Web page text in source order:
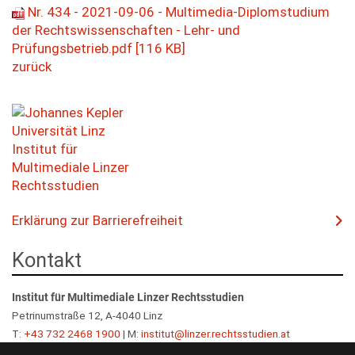
english
ελληνικά
magyar
slovenski
cesky
italiano
slovenscina
Nutzungsbedingungen
LVA-Angebot
LVA-Angebot
Fachprüfungen - Verwaltungsrecht
LVA-Angebot
Fachprüfungen
Medienkoffer
Fachprüfungen
LVA-Angebot
Steuerrecht
Medienkoffer
LVA-Angebot
Legal Gender Studies und Antidiskriminierungsrecht
Lernunterlagen
Grundzüge der Rechtsphilosophie
Lernunterlagen
LVA-Angebot
Freie Studienleistungen
Diplomarbeit
Richtlinien zur Anfertigung einer Diplomarbeit
Zweite Diplomprüfung
Studienschwerpunkt Privatrecht
Studienschwerpunkt Kernkompetenzen Zivilrecht
Public International Law / Europarecht
Steuerrecht
Strafrecht II
Legal Gender Studies und Antidiskriminierungsrecht
Nr. 434 - 2021-09-06 - Multimedia-Diplomstudium
der Rechtswissenschaften - Lehr- und
Prüfungsbetrieb.pdf [116 KB]
zurück
Erklärung zur Barrierefreiheit
Kontakt
Institut für Multimediale Linzer Rechtsstudien
Petrinumstraße 12, A-4040 Linz
T: +43 732 2468 1900 | M: institut@linzer.rechtsstudien.at